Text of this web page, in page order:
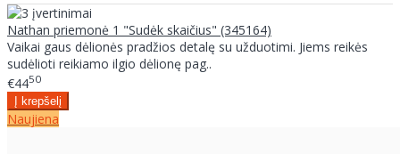
Nathan priemonė 1 "Sudėk skaičius" (345164)
Vaikai gaus dėlionės pradžios detalę su užduotimi. Jiems reikės
sudėlioti reikiamo ilgio dėlionę pag..
€4450
Naujiena